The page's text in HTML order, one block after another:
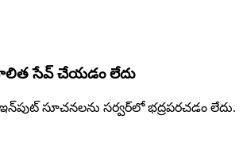
సేవ్ చేయడం లేదు
సూచనలను సర్వర్‌లో భద్రపరచడం లేదు.